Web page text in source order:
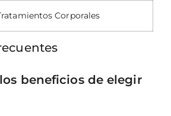
Corporales
beneficios de elegir